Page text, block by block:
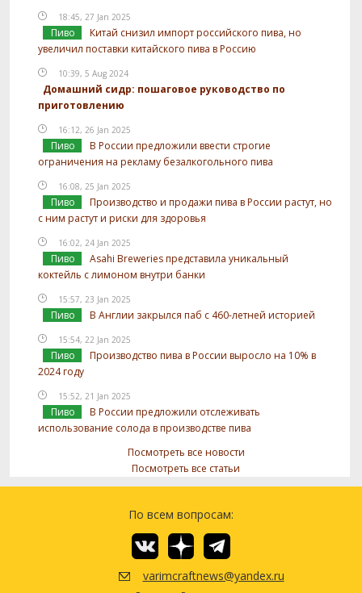
18:45, 27 Jan 2025
Пиво
Китай снизил импорт российского пива, но
увеличил поставки китайского пива в Россию
10:39, 5 Aug 2024
Домашний сидр: пошаговое руководство по
приготовлению
16:12, 26 Jan 2025
Пиво
В России предложили ввести строгие
ограничения на рекламу безалкогольного пива
16:08, 25 Jan 2025
Пиво
Производство и продажи пива в России растут, но
с ним растут и риски для здоровья
16:02, 24 Jan 2025
Пиво
Asahi Breweries представила уникальный
коктейль с лимоном внутри банки
15:57, 23 Jan 2025
Пиво В Англии закрылся паб с 460-летней историей
15:54, 22 Jan 2025
Пиво
Производство пива в России выросло на 10% в
2024 году
15:52, 21 Jan 2025
Пиво
В России предложили отслеживать
использование солода в производстве пива
Посмотреть все новости
Посмотреть все статьи
По всем вопросам:
varimcraftnews@yandex.ru